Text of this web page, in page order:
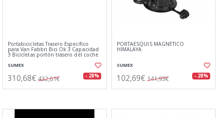
Portabicicletas Trasero Específico
para Van Fabbri Bici Ok 3 Capacidad
3 Bicicletas portón trasero del coche
SUMEX
310,68€ 432,61€ - 28%
PORTAESQUIS MAGNETICO
HIMALAYA
SUMEX
102,69€ 141,93€ - 28%